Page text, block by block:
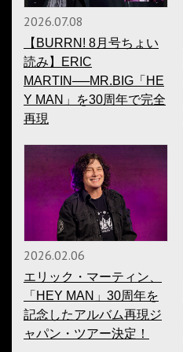
2026.07.08
【BURRN! 8月号ちょい
読み】ERIC
MARTIN──MR.BIG「HE
Y MAN」を30周年で完全
再現
2026.02.06
エリック・マーティン、
「HEY MAN」30周年を
記念したアルバム再現ジ
ャパン・ツアー決定！